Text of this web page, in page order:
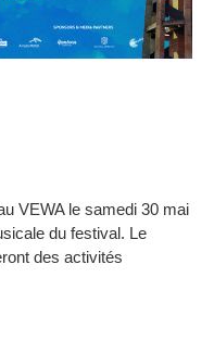
VEWA le samedi 30 mai
du festival. Le
des activités